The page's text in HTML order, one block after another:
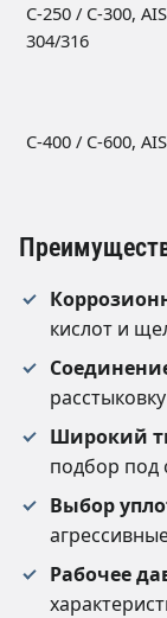
С-250 / С-300,
304/316
С-400 / С-600,
кислот и
Широкий
подбор
Выбор
Рабочее